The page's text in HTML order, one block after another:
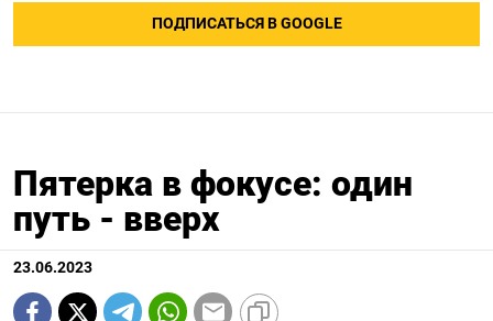
ПОДПИСАТЬСЯ В GOOGLE
Пятерка в фокусе: один
путь - вверх
23.06.2023